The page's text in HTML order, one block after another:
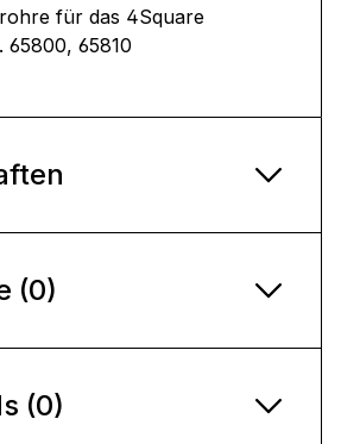
für das 4Square
65800, 65810
(0)
(0)